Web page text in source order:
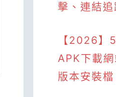
擊、連結追
【2026】
APK下載
版本安裝檔